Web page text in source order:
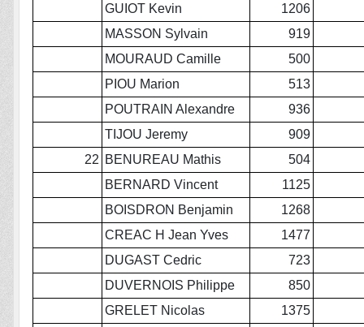
GUIOT Kevin
1206
MASSON Sylvain
919
MOURAUD Camille
500
PIOU Marion
513
POUTRAIN Alexandre
936
TIJOU Jeremy
909
22 BENUREAU Mathis 504
BERNARD Vincent
1125
BOISDRON Benjamin
1268
CREAC H Jean Yves
1477
DUGAST Cedric
723
DUVERNOIS Philippe
850
GRELET Nicolas
1375